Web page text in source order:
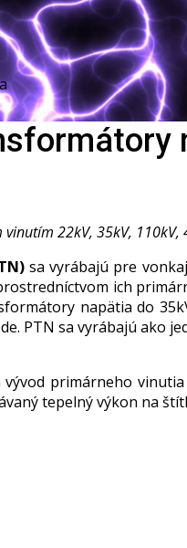
22kV, 35kV,
sa vyrábajú pre
ich
napätia do
PTN sa vyrábajú ako
vývod primárneho
tepelný výkon na